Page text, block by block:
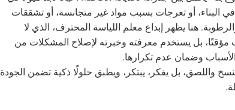
البناء، أو تعرجات بسبب مواد غير متجانسة، أو تشققات
هنا يظهر إبداع معلم اللياسة المحترف، الذي لا
مؤقتًا، بل يستخدم معرفته وخبرته لإصلاح المشكلات من
وضمان عدم تكرارها.
واللصق، بل يفكر، يبتكر، ويطبق حلولًا ذكية تضمن الجودة